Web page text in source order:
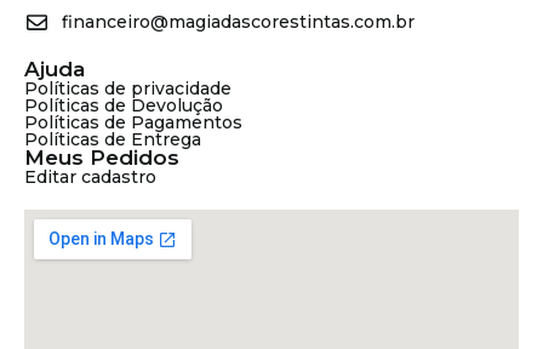
financeiro@magiadascorestintas.com.br
Ajuda
Políticas de privacidade
Políticas de Devolução
Políticas de Pagamentos
Políticas de Entrega
Meus Pedidos
Editar cadastro